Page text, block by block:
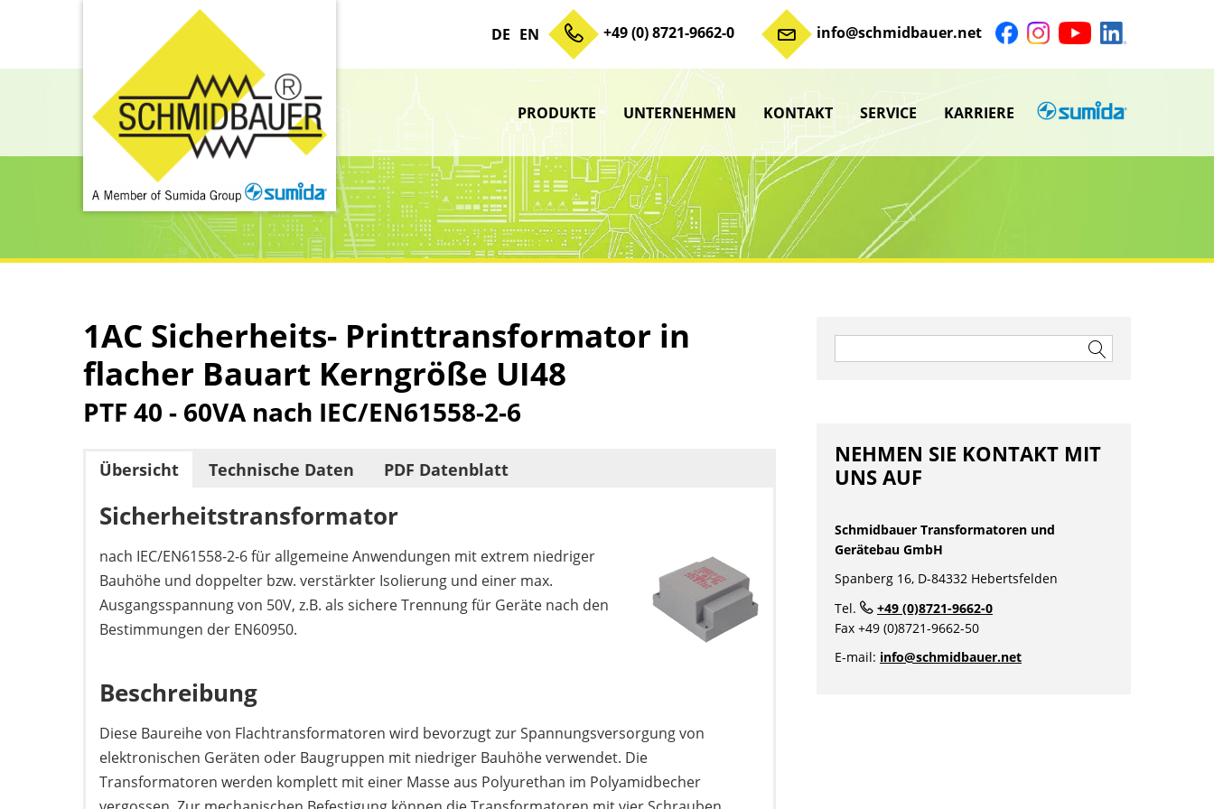
DE EN +49 (0) 8721-9662-0 info@schmidbauer.net
Zum Inhalt springen
PRODUKTE
Untermenü
anzeigen
Untermenü
anzeigen
Untermenü
Untermenü
anzeigen
UNTERNEHMEN KONTAKT SERVICE
Untermenü
KARRIERE SUMIDA
1AC Sicherheits- Printtransformator in
flacher Bauart Kerngröße UI48
PTF 40 - 60VA nach IEC/EN61558-2-6
Übersicht Technische Daten PDF Datenblatt
Sicherheitstransformator
nach IEC/EN61558-2-6 für allgemeine Anwendungen mit extrem niedriger
Bauhöhe und doppelter bzw. verstärkter Isolierung und einer max.
Ausgangsspannung von 50V, z.B. als sichere Trennung für Geräte nach den
Bestimmungen der EN60950.
Beschreibung
Diese Baureihe von Flachtransformatoren wird bevorzugt zur Spannungsversorgung von
elektronischen Geräten oder Baugruppen mit niedriger Bauhöhe verwendet. Die
Transformatoren werden komplett mit einer Masse aus Polyurethan im Polyamidbecher
nach:
NEHMEN SIE KONTAKT MIT
UNS AUF
Schmidbauer Transformatoren und
Gerätebau GmbH
Spanberg 16, D-84332 Hebertsfelden
Tel.
+49 (0)8721-9662-0
Fax +49 (0)8721-9662-50
E-mail: info@schmidbauer.net